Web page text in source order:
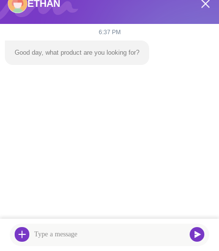
Etiquetas:
ETHAN
6:37 PM
Good day, what product are you looking for?